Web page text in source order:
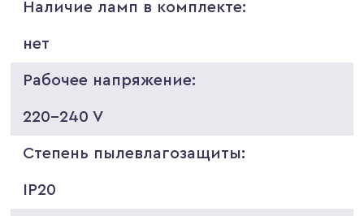
Наличие ламп в комплекте:
нет
Рабочее напряжение:
220-240 V
Степень пылевлагозащиты:
IP20